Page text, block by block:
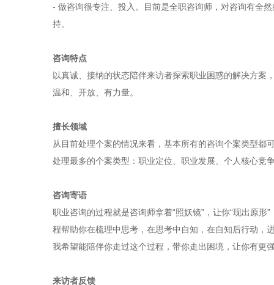
- 做咨询很专注、投入。目前是全职咨询师，对咨询有全
持。
咨询特点
以真诚、接纳的状态陪伴来访者探索职业困惑的解决方案
温和、开放、有力量。
擅长领域
从目前处理个案的情况来看，基本所有的咨询个案类型都
处理最多的个案类型：职业定位、职业发展、个人核心竞
咨询寄语
职业咨询的过程就是咨询师拿着“照妖镜”，让你“现出原
程帮助你在梳理中思考，在思考中自知，在自知后行动，
我希望能陪伴你走过这个过程，带你走出困境，让你有更
来访者反馈